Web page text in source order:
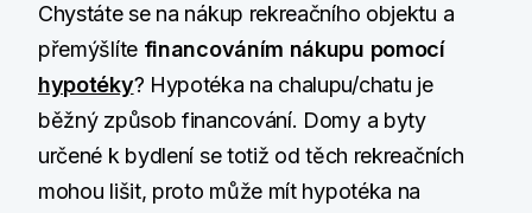
Chystáte se na nákup rekreačního objektu a
přemýšlíte financováním nákupu pomocí
hypotéky? Hypotéka na chalupu/chatu je
běžný způsob financování. Domy a byty
určené k bydlení se totiž od těch rekreačních
mohou lišit, proto může mít hypotéka na